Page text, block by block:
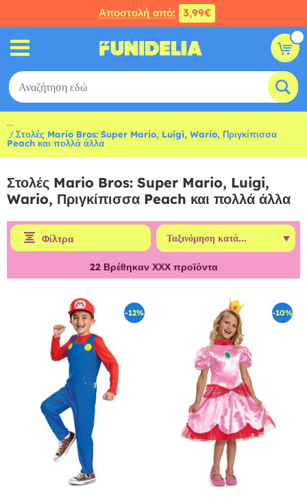
Αποστολή από: 3,99€
...
Στολές Mario Bros: Super Mario, Luigi, Wario, Πριγκίπισσα
Peach και πολλά άλλα
Στολές Mario Bros: Super Mario, Luigi,
Wario, Πριγκίπισσα Peach και πολλά άλλα
Φίλτρα
22Βρέθηκαν ΧΧΧ προϊόντα
-12% -10%